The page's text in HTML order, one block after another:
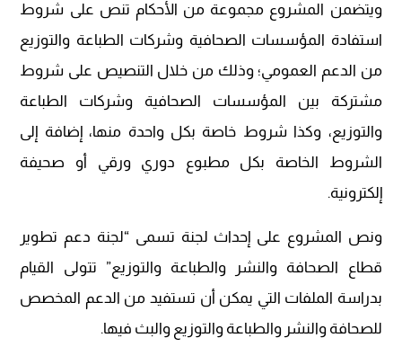
ويتضمن المشروع مجموعة من الأحكام تنص على شروط
استفادة المؤسسات الصحافية وشركات الطباعة والتوزيع
من الدعم العمومي؛ وذلك من خلال التنصيص على شروط
مشتركة بين المؤسسات الصحافية وشركات الطباعة
والتوزيع، وكذا شروط خاصة بكل واحدة منها، إضافة إلى
الشروط الخاصة بكل مطبوع دوري ورقي أو صحيفة
إلكترونية.
ونص المشروع على إحداث لجنة تسمى “لجنة دعم تطوير
قطاع الصحافة والنشر والطباعة والتوزيع” تتولى القيام
بدراسة الملفات التي يمكن أن تستفيد من الدعم المخصص
للصحافة والنشر والطباعة والتوزيع والبث فيها.